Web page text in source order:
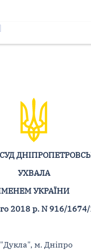
УХВАЛА
УКРАЇНИ
2018 р. N 916/
м. Дніпро